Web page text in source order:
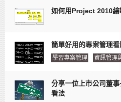
如何用Project 2010繪
簡單好用的專案管理看
學習專案管理 資訊管理
分享一位上市公司董
看法